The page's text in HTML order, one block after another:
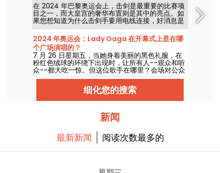
在 2024 年巴黎奥运会上，击剑是最重要的比赛项
目之一，而大皇宫的奢华布置则是其中的亮点。如
果您想知道为什么击剑手要用电线连接，好消息是
我们可以向您解释这一切！
2024 年奥运会：Lady Gaga 在开幕式上是在哪
个广场演唱的？
7 月 26 日星期五，当她身着美丽的黑色礼服，在
粉红色绒球的环绕下出现时，让所有人--观众和听
众--都大吃一惊。但这位歌手在哪里？会场对公众
开放吗？
细化您的搜索
新闻
最新新闻 阅读次数最多的